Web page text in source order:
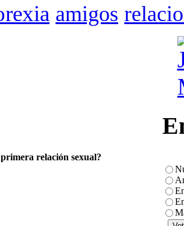
amigos
relación sexual?